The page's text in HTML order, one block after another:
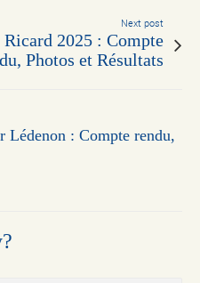
Next post
2025 : Compte
Photos et Résultats
: Compte rendu,